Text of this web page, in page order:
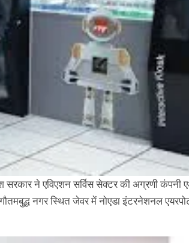
सरकार ने एविएशन सर्विस सेक्टर की अग्रणी कंपनी
नगर स्थित जेवर में नोएडा इंटरनेशनल